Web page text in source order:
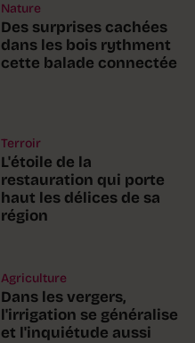
Nature
Des surprises cachées
dans les bois rythment
cette balade connectée
Terroir
L'étoile de la
restauration qui porte
haut les délices de sa
région
Agriculture
Dans les vergers,
l'irrigation se généralise
et l'inquiétude aussi